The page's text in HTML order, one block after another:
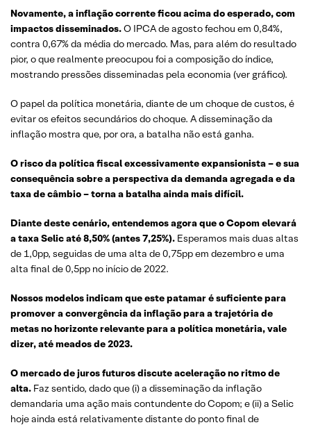
Novamente, a inflação corrente ficou acima do esperado, com
impactos disseminados.O IPCA de agosto fechou em 0,84%,
contra 0,67% da média do mercado. Mas, para além do resultado
pior, o que realmente preocupou foi a composição do índice,
mostrando pressões disseminadas pela economia (ver gráfico).
O papel da política monetária, diante de um choque de custos, é
evitar os efeitos secundários do choque. A disseminação da
inflação mostra que, por ora, a batalha não está ganha.
O risco da política fiscal excessivamente expansionista – e sua
consequência sobre a perspectiva da demanda agregada e da
taxa de câmbio – torna a batalha ainda mais difícil.
Diante deste cenário, entendemos agora que o Copom elevará
a taxa Selic até 8,50% (antes 7,25%). Esperamos mais duas altas
de 1,0pp, seguidas de uma alta de 0,75pp em dezembro e uma
alta final de 0,5pp no início de 2022.
Nossos modelos indicam que este patamar é suficiente para
promover a convergência da inflação para a trajetória de
metas no horizonte relevante para a política monetária, vale
dizer, até meados de 2023.
O mercado de juros futuros discute aceleração no ritmo de
alta. Faz sentido, dado que (i) a disseminação da inflação
demandaria uma ação mais contundente do Copom; e (ii) a Selic
hoje ainda está relativamente distante do ponto final de